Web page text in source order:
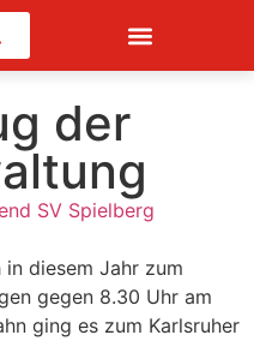
der
SV Spielberg
diesem Jahr zum
gegen 8.30 Uhr am
ging es zum Karlsruher